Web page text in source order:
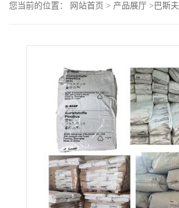
您当前的位置： 网站首页 > 产品展厅 > 巴斯夫